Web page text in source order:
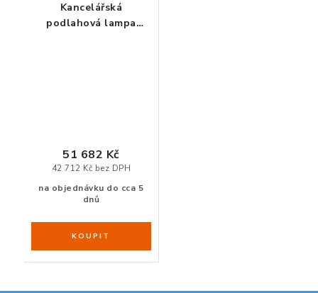
Kancelářská
podlahová lampa
na objednávku do cca 5
dnů
42 712 Kč bez DPH
51 682 Kč